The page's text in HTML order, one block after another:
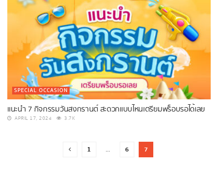
SPECIAL OCCASION
แนะนำ 7 กิจกรรมวันสงกรานต์ สะดวกแบบไหนเตรียมพร็อบรอได้เลย
APRIL 17, 2024 3.7K
1 … 6 7